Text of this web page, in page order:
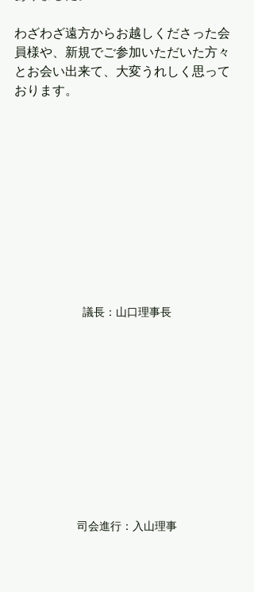
わざわざ遠方からお越しくださった会
員様や、新規でご参加いただいた方々
とお会い出来て、大変うれしく思って
おります。
議長：山口理事長
司会進行：入山理事